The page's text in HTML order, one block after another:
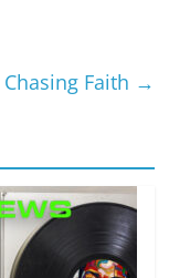
Faith →